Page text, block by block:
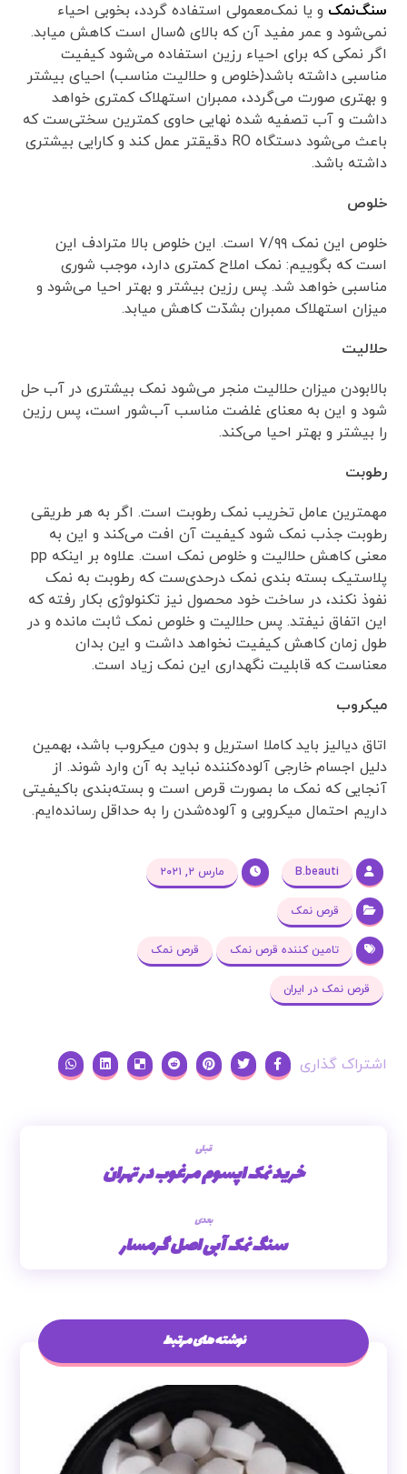
سنگ‌نمک و یا نمک‌معمولی استفاده گردد، بخوبی احیاء
نمی‌شود و عمر مفید آن که بالای ۵سال است کاهش میابد.
اگر نمکی که برای احیاء رزین استفاده می‌شود کیفیت
مناسبی داشته باشد(خلوص و حلالیت مناسب) احیای بیشتر
و بهتری صورت می‌گردد، ممبران استهلاک کمتری خواهد
داشت و آب تصفیه شده نهایی حاوی کمترین سختی‌ست که
باعث می‌شود دستگاه RO دقیقتر عمل کند و کارایی بیشتری
داشته باشد.
خلوص
خلوص این نمک ۷/۹۹ است. این خلوص بالا مترادف این
است که بگوییم: نمک املاح کمتری دارد، موجب شوری
مناسبی خواهد شد. پس رزین بیشتر و بهتر احیا می‌شود و
میزان استهلاک ممبران بشدّت کاهش میابد.
حلالیت
بالابودن میزان حلالیت منجر می‌شود نمک بیشتری در آب حل
شود و این به معنای غلضت مناسب آب‌شور است، پس رزین
را بیشتر و بهتر احیا می‌کند.
رطوبت
مهمترین عامل تخریب نمک رطوبت است. اگر به هر طریقی
رطوبت جذب نمک شود کیفیت آن افت می‌کند و این به
معنی کاهش حلالیت و خلوص نمک است. علاوه بر اینکه pp
پلاستیک بسته بندی نمک درحدی‌ست که رطوبت به نمک
نفوذ نکند، در ساخت خود محصول نیز تکنولوژی بکار رفته که
این اتفاق نیفتد. پس حلالیت و خلوص نمک ثابت مانده و در
طول زمان کاهش کیفیت نخواهد داشت و این بدان
معناست که قابلیت نگهداری این نمک زیاد است.
میکروب
اتاق دیالیز باید کاملا استریل و بدون میکروب باشد، بهمین
دلیل اجسام خارجی آلوده‌کننده نباید به آن وارد شوند. از
آنجایی که نمک ما بصورت قرص است و بسته‌بندی باکیفیتی
داریم احتمال میکروبی و آلوده‌شدن را به حداقل رسانده‌ایم.
B.beauti مارس ۲, ۲۰۲۱
قرص نمک
تامین کننده قرص نمک قرص نمک
قرص نمک در ایران
قبلی
خرید نمک اپسوم مرغوب در تهران
بعدی
سنگ نمک آبی اصل گرمسار
نوشته های مرتبط